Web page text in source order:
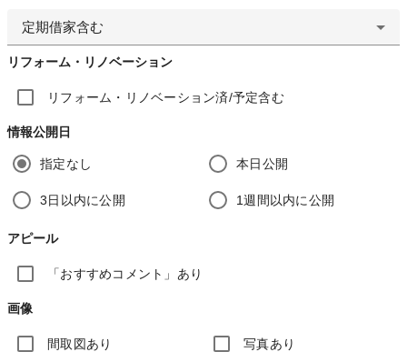
定期借家含む
リフォーム・リノベーション
リフォーム・リノベーション済/予定含む
情報公開日
指定なし 本日公開
3日以内に公開 1週間以内に公開
アピール
「おすすめコメント」あり
画像
間取図あり 写真あり